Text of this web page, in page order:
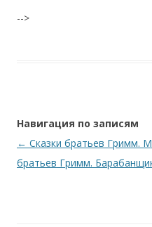
-->
Навигация по записям
← Сказки братьев Гримм.
братьев Гримм.